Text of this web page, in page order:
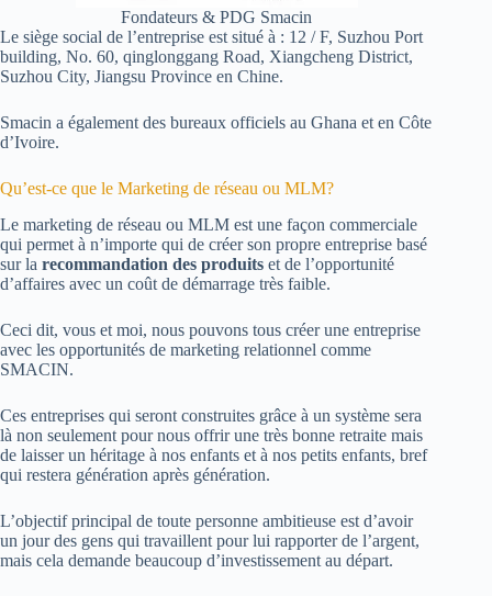
Fondateurs & PDG Smacin
Le siège social de l’entreprise est situé à : 12 / F, Suzhou Port
building, No. 60, qinglonggang Road, Xiangcheng District,
Suzhou City, Jiangsu Province en Chine.
Smacin a également des bureaux officiels au Ghana et en Côte
d’Ivoire.
Qu’est-ce que le Marketing de réseau ou MLM?
Le marketing de réseau ou MLM est une façon commerciale
qui permet à n’importe qui de créer son propre entreprise basé
sur la recommandation des produits et de l’opportunité
d’affaires avec un coût de démarrage très faible.
Ceci dit, vous et moi, nous pouvons tous créer une entreprise
avec les opportunités de marketing relationnel comme
SMACIN.
Ces entreprises qui seront construites grâce à un système sera
là non seulement pour nous offrir une très bonne retraite mais
de laisser un héritage à nos enfants et à nos petits enfants, bref
qui restera génération après génération.
L’objectif principal de toute personne ambitieuse est d’avoir
un jour des gens qui travaillent pour lui rapporter de l’argent,
mais cela demande beaucoup d’investissement au départ.